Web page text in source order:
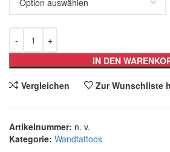
IN DEN
Vergleichen Zur Wunschliste
Artikelnummer: n. v.
Kategorie: Wandtattoos